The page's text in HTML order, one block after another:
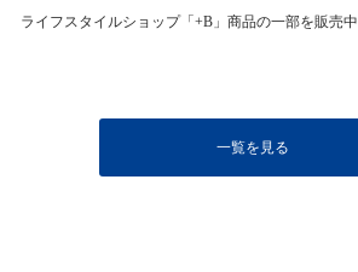
ライフスタイルショップ「+B」商品の一部を販売中
一覧を見る